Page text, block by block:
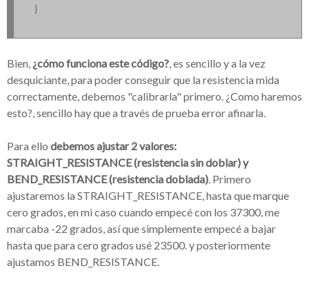
}
Bien, ¿cómo funciona este código?, es sencillo y a la vez
desquiciante, para poder conseguir que la resistencia mida
correctamente, debemos "calibrarla" primero. ¿Como haremos
esto?, sencillo hay que a través de prueba error afinarla.
Para ello debemos ajustar 2 valores:
STRAIGHT_RESISTANCE (resistencia sin doblar) y
BEND_RESISTANCE (resistencia doblada). Primero
ajustaremos la STRAIGHT_RESISTANCE, hasta que marque
cero grados, en mi caso cuando empecé con los 37300, me
marcaba -22 grados, así que simplemente empecé a bajar
hasta que para cero grados usé 23500. y posteriormente
ajustamos BEND_RESISTANCE.